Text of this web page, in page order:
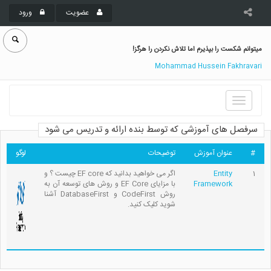
عضویت ورود
میتوانم شکست را بپذیرم اما تلاش نکردن را هرگز!
Mohammad Hussein Fakhravari
Toggle
navigation
سرفصل های آموزشی که توسط بنده ارائه و تدریس می شود
# عنوان آموزش توضیحات
لوگو
1
Entity
Framework
اگر می خواهید بدانید که EF core چیست ؟ و
با مزایای EF Core و روش های توسعه آن به
روش CodeFirst و DatabaseFirst آشنا
شوید کلیک کنید.